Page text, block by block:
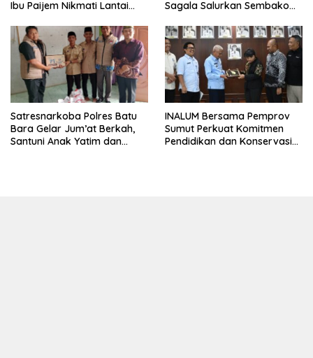
Ibu Paijem Nikmati Lantai
Satgas TMMD Ke-129 Kodim
0208/Asahan
Sagala Salurkan Sembako
Gambus
Satresnarkoba Polres Batu
Bara Gelar Jum’at Berkah,
Santuni Anak Yatim dan
INALUM Bersama Pemprov
Sumut Perkuat Komitmen
Pendidikan dan Konservasi